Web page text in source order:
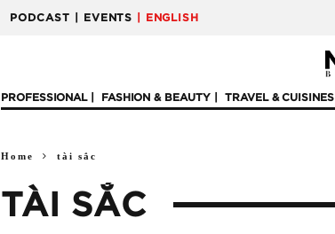
PODCAST | EVENTS | ENGLISH
PROFESSIONAL FASHION & BEAUTY TRAVEL & CUISINES
Home tài sắc
TÀI SẮC